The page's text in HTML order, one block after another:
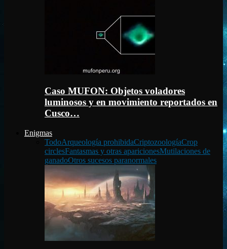
Caso MUFON: Objetos voladores
luminosos y en movimiento reportados en
Cusco…
Enigmas
TodoArqueología prohibidaCriptozoologíaCrop
circlesFantasmas y otras aparicionesMutilaciones de
ganadoOtros sucesos paranormales